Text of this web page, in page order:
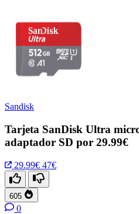
Sandisk
Tarjeta SanDisk Ultra
adaptador SD por 29.99€
29.99€ 47€
605
0